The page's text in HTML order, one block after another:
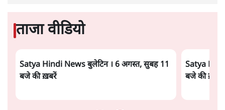
ताजा वीडियो
Satya Hindi News बुलेटिन । 6 अगस्त, सुबह 11
बजे की ख़बरें
Satya
बजे की ख़बरें